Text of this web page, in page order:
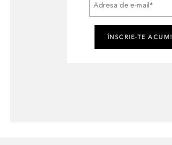
Adresa de e-mail *
ÎNSCRIE-TE ACUM!